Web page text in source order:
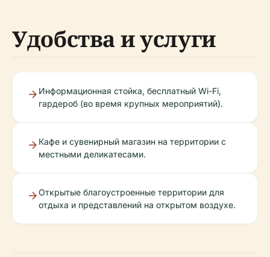
Удобства и услуги
Информационная стойка, бесплатный Wi-Fi,
гардероб (во время крупных мероприятий).
Кафе и сувенирный магазин на территории с
местными деликатесами.
Открытые благоустроенные территории для
отдыха и представлений на открытом воздухе.